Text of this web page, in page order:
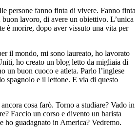
persone fanno finta di vivere. Fanno finta
lavoro, di avere un obiettivo. L’unica
è morire, dopo aver vissuto una vita per
il mondo, mi sono laureato, ho lavorato
ho creato un blog letto da migliaia di
un buon cuoco e atleta. Parlo l’inglese
spagnolo e il lettone. E via di questo
cosa farò. Torno a studiare? Vado in
Faccio un corso e divento un barista
ho guadagnato in America? Vedremo.